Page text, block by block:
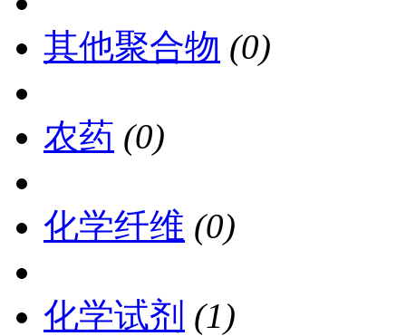
其他聚合物 (0)
农药 (0)
化学纤维 (0)
化学试剂 (1)